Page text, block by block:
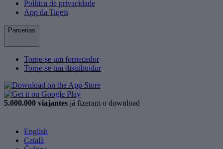
Política de privacidade
App da Tiqets
Parcerias
Torne-se um fornecedor
Torne-se um distribuidor
5.000.000 viajantes já fizeram o download
English
Català